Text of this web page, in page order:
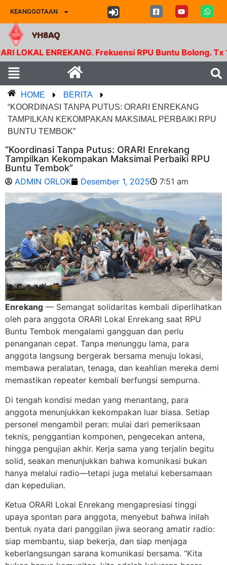
KEANGGOTAAN
YH8AQ
ENREKANG. Frekuensi RPU Buntu Bolong. Tx
HOME
BERITA
“KOORDINASI TANPA PUTUS: ORARI ENREKANG
TAMPILKAN KEKOMPAKAN MAKSIMAL PERBAIKI RPU
BUNTU TEMBOK”
“Koordinasi Tanpa Putus: ORARI Enrekang
Tampilkan Kekompakan Maksimal Perbaiki RPU
Buntu Tembok”
ADMIN ORLOK Desember 1, 2025 7:51 am
Enrekang — Semangat solidaritas kembali diperlihatkan
oleh para anggota ORARI Lokal Enrekang saat RPU
Buntu Tembok mengalami gangguan dan perlu
penanganan cepat. Tanpa menunggu lama, para
anggota langsung bergerak bersama menuju lokasi,
membawa peralatan, tenaga, dan keahlian mereka demi
memastikan repeater kembali berfungsi sempurna.
Di tengah kondisi medan yang menantang, para
anggota menunjukkan kekompakan luar biasa. Setiap
personel mengambil peran: mulai dari pemeriksaan
teknis, penggantian komponen, pengecekan antena,
hingga pengujian akhir. Kerja sama yang terjalin begitu
solid, seakan menunjukkan bahwa komunikasi bukan
hanya melalui radio—tetapi juga melalui kebersamaan
dan kepedulian.
Ketua ORARI Lokal Enrekang mengapresiasi tinggi
upaya spontan para anggota, menyebut bahwa inilah
bentuk nyata dari panggilan jiwa seorang amatir radio:
siap membantu, siap bekerja, dan siap menjaga
keberlangsungan sarana komunikasi bersama. “Kita